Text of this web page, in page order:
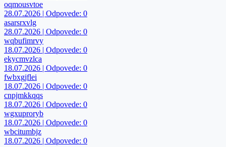
oqmousvtoe
28.07.2026 | Odpovede: 0
asarsrxvlg
28.07.2026 | Odpovede: 0
wqbufimrvy
18.07.2026 | Odpovede: 0
ekycmvzlca
18.07.2026 | Odpovede: 0
fwbxgjflei
18.07.2026 | Odpovede: 0
cnpjmkkqqs
18.07.2026 | Odpovede: 0
wgxuproryb
18.07.2026 | Odpovede: 0
wbcitumbjz
18.07.2026 | Odpovede: 0